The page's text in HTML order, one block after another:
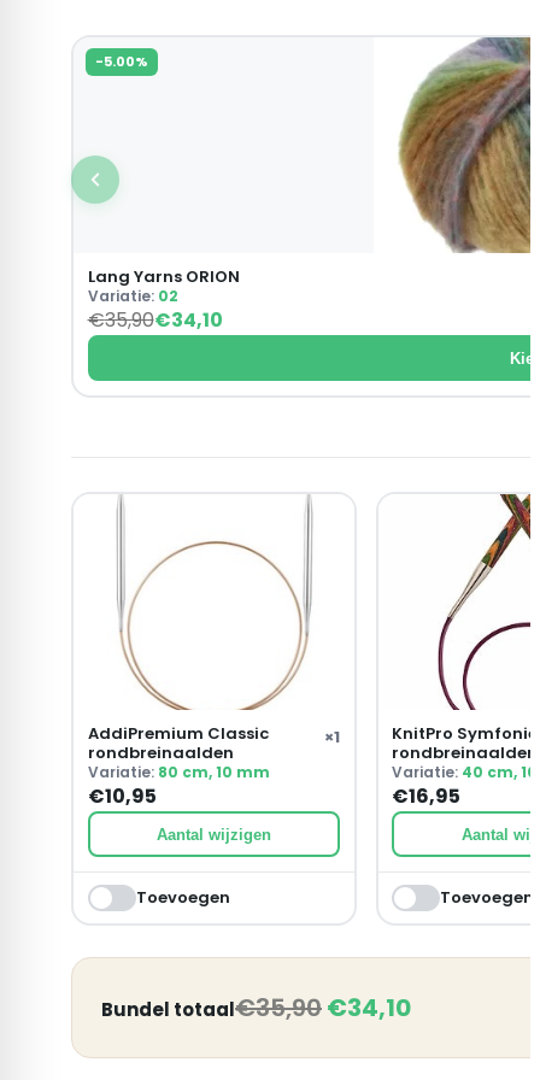
-5.00%
Lang Yarns ORION
Variatie: 02
€35,90€34,10
AddiPremium Classic
rondbreinaalden
Variatie: 80 cm, 10 mm
×1
€10,95
Aantal wijzigen
Toevoegen
KnitPro Symfonie
rondbreinaalden
Variatie: 40 cm,
€16,95
Aantal
Toevoegen
Bundel totaal€35,90€34,10